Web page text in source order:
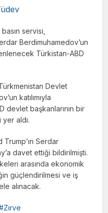
servisi,
Berdimuhamedov’un
Türkistan-ABD
Devlet
katılımıyla
devlet başkanlarının bir
aldı.
Trump’ın Serdar
davet ettiği bildirilmişti.
arasında ekonomik
güçlendirilmesi ve iş
alınacak.